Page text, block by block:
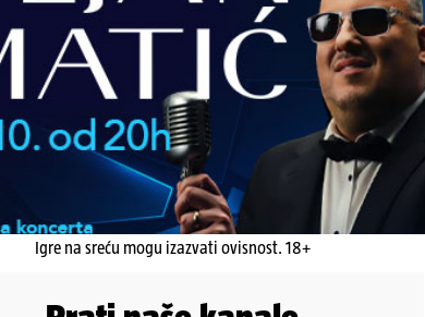
Igre na sreću mogu izazvati ovisnost. 18+